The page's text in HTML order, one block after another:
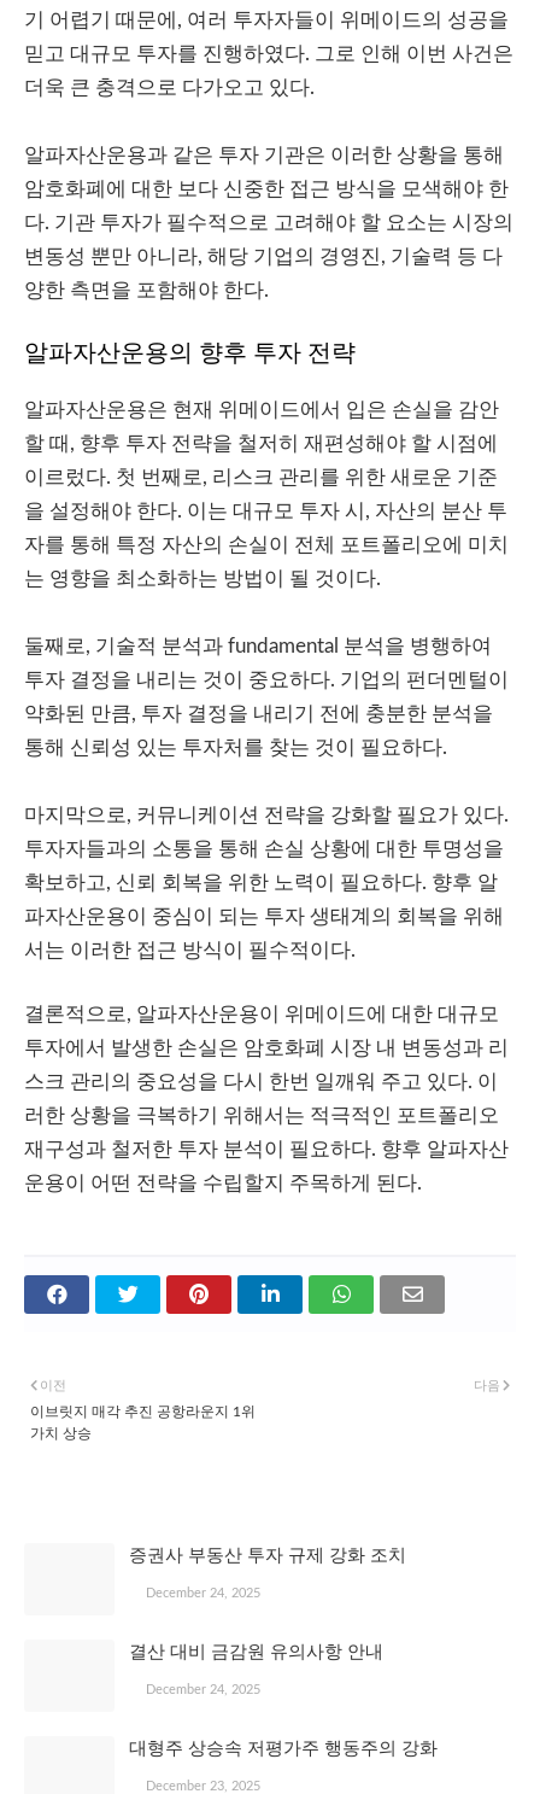
기 어렵기 때문에, 여러 투자자들이 위메이드의 성공을
믿고 대규모 투자를 진행하였다. 그로 인해 이번 사건은
더욱 큰 충격으로 다가오고 있다.
알파자산운용과 같은 투자 기관은 이러한 상황을 통해
암호화폐에 대한 보다 신중한 접근 방식을 모색해야 한
다. 기관 투자가 필수적으로 고려해야 할 요소는 시장의
변동성 뿐만 아니라, 해당 기업의 경영진, 기술력 등 다
양한 측면을 포함해야 한다.
알파자산운용의 향후 투자 전략
알파자산운용은 현재 위메이드에서 입은 손실을 감안
할 때, 향후 투자 전략을 철저히 재편성해야 할 시점에
이르렀다. 첫 번째로, 리스크 관리를 위한 새로운 기준
을 설정해야 한다. 이는 대규모 투자 시, 자산의 분산 투
자를 통해 특정 자산의 손실이 전체 포트폴리오에 미치
는 영향을 최소화하는 방법이 될 것이다.
둘째로, 기술적 분석과 fundamental 분석을 병행하여
투자 결정을 내리는 것이 중요하다. 기업의 펀더멘털이
약화된 만큼, 투자 결정을 내리기 전에 충분한 분석을
통해 신뢰성 있는 투자처를 찾는 것이 필요하다.
마지막으로, 커뮤니케이션 전략을 강화할 필요가 있다.
투자자들과의 소통을 통해 손실 상황에 대한 투명성을
확보하고, 신뢰 회복을 위한 노력이 필요하다. 향후 알
파자산운용이 중심이 되는 투자 생태계의 회복을 위해
서는 이러한 접근 방식이 필수적이다.
결론적으로, 알파자산운용이 위메이드에 대한 대규모
투자에서 발생한 손실은 암호화폐 시장 내 변동성과 리
스크 관리의 중요성을 다시 한번 일깨워 주고 있다. 이
러한 상황을 극복하기 위해서는 적극적인 포트폴리오
재구성과 철저한 투자 분석이 필요하다. 향후 알파자산
운용이 어떤 전략을 수립할지 주목하게 된다.
다음
이전
이브릿지 매각 추진 공항라운지 1위
가치 상승
증권사 부동산 투자 규제 강화 조치
December 24, 2025
결산 대비 금감원 유의사항 안내
December 24, 2025
대형주 상승속 저평가주 행동주의 강화
December 23, 2025